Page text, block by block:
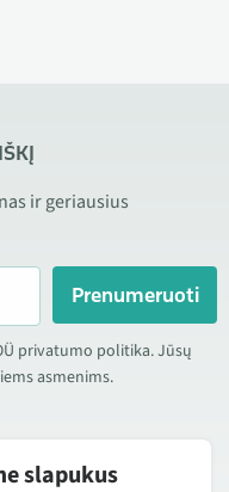
ir geriausius
Prenumeruoti
privatumo politika. Jūsų
asmenims.
slapukus